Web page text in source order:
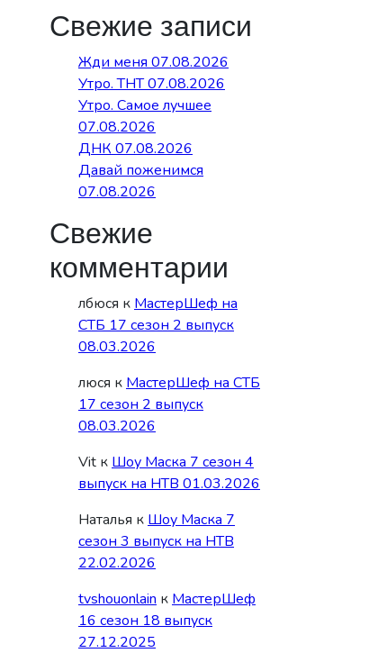
Свежие записи
Жди меня 07.08.2026
Утро. ТНТ 07.08.2026
Утро. Самое лучшее
07.08.2026
ДНК 07.08.2026
Давай поженимся
07.08.2026
Свежие
комментарии
лбюся к МастерШеф на
СТБ 17 сезон 2 выпуск
08.03.2026
люся к МастерШеф на СТБ
17 сезон 2 выпуск
08.03.2026
Vit к Шоу Маска 7 сезон 4
выпуск на НТВ 01.03.2026
Наталья к Шоу Маска 7
сезон 3 выпуск на НТВ
22.02.2026
tvshouonlain к МастерШеф
16 сезон 18 выпуск
27.12.2025